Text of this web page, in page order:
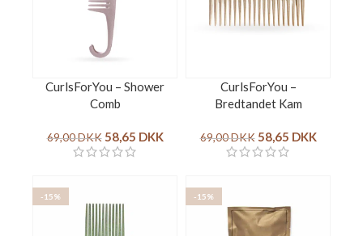
CurlsForYou – Shower
Comb
69,00DKK 58,65 DKK
CurlsForYou –
Bredtandet Kam
69,00DKK 58,65 DKK
-15% -15%